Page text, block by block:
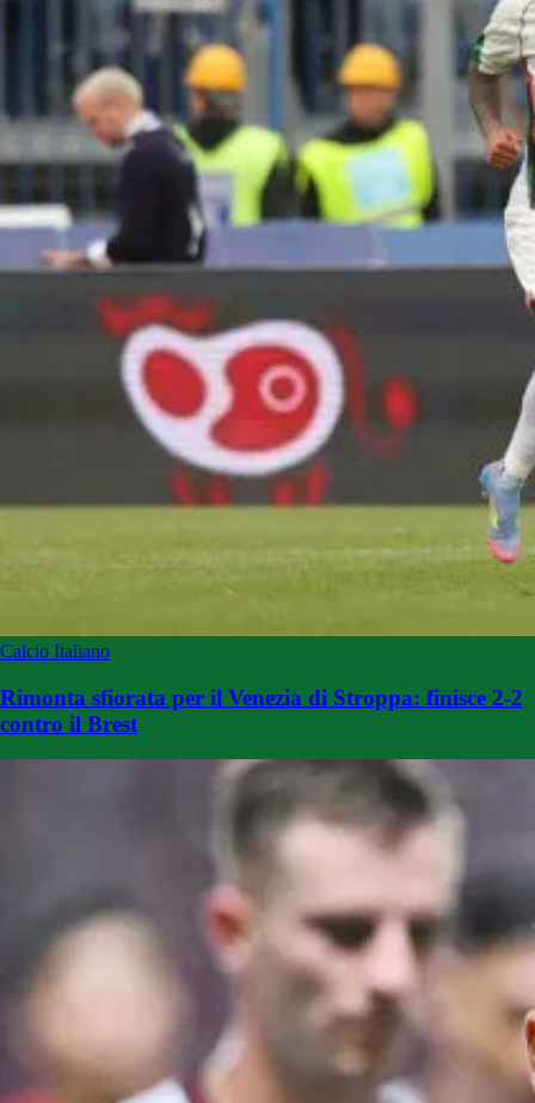
Calcio Italiano
Rimonta sfiorata per il Venezia di Stroppa: finisce 2-2
contro il Brest